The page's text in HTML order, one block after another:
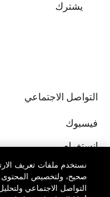
يشترك
التواصل الاجتماعي
فيسبوك
إنستغرام
نستخدم ملفات تعريف
صحيح، ولتخصيص المحتوى
التواصل الاجتماعي